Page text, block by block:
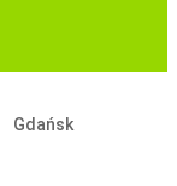
Gdańsk